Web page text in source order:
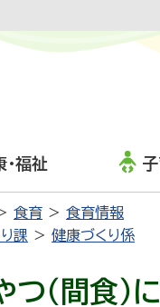
・福祉
食育
食育情報
課 健康づくり係
（間食）